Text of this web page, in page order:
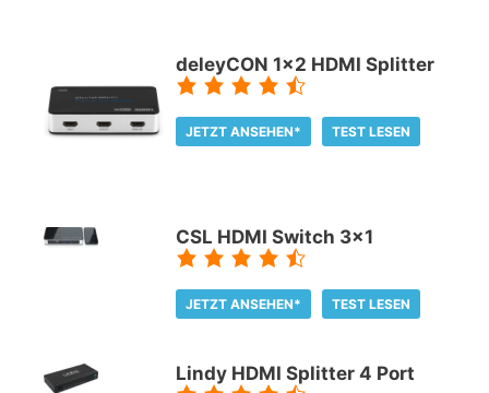
deleyCON 1x2 HDMI Splitter
JETZT ANSEHEN* TEST LESEN
CSL HDMI Switch 3x1
JETZT ANSEHEN* TEST LESEN
Lindy HDMI Splitter 4 Port